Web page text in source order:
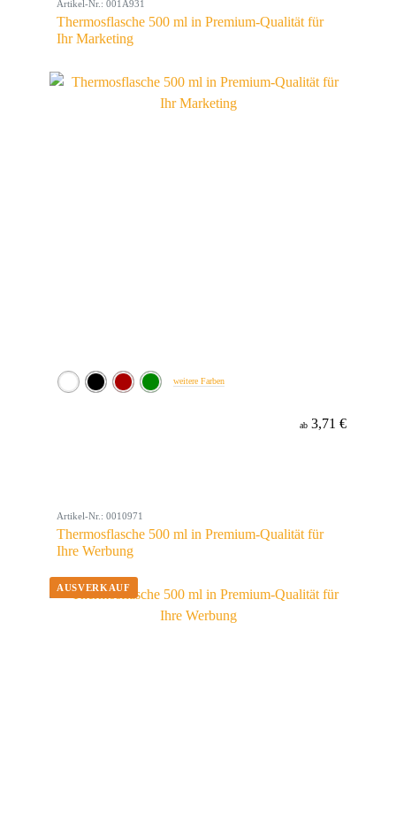
Artikel-Nr.: 001A931
Thermosflasche 500 ml in Premium-Qualität für
Ihr Marketing
weitere Farben
ab 3,71 €
Artikel-Nr.: 0010971
Thermosflasche 500 ml in Premium-Qualität für
Ihre Werbung